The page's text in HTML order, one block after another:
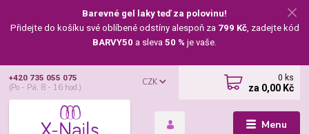
Barevné gel laky teď za polovinu!
Přidejte do košíku své oblíbené odstíny alespoň za 799 Kč, zadejte kód
BARVY50 a sleva 50 % je vaše.
Menu
CZK
+420 735 055 075
(Po - Pá, 8 - 16 hod.)
0 ks
za 0,00 Kč